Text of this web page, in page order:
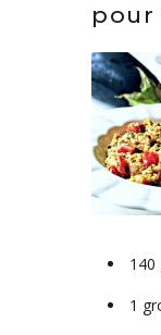
pour
140
1